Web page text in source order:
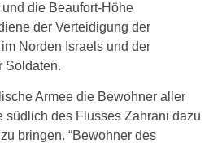
die Beaufort-Höhe
der Verteidigung der
Norden Israels und der
Soldaten.
Armee die Bewohner aller
südlich des Flusses Zahrani dazu
bringen. “Bewohner des